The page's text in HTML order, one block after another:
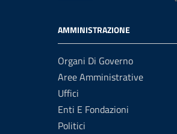
AMMINISTRAZIONE
Organi Di Governo
Aree Amministrative
Uffici
Enti E Fondazioni
Politici